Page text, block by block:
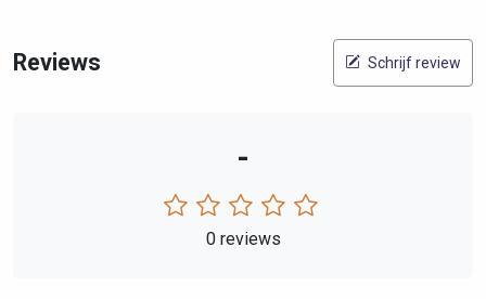
Reviews Schrijf review
-
0 reviews